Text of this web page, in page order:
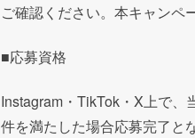
ご確認ください。本キャンペ
■応募資格
Instagram ・ TikTok ・ X上で、
件を満たした場合応募完了と